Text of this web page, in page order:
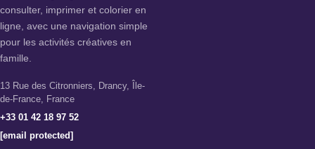
consulter, imprimer et colorier en
ligne, avec une navigation simple
pour les activités créatives en
famille.
13 Rue des Citronniers, Drancy, Île-
de-France, France
+33 01 42 18 97 52
[email protected]